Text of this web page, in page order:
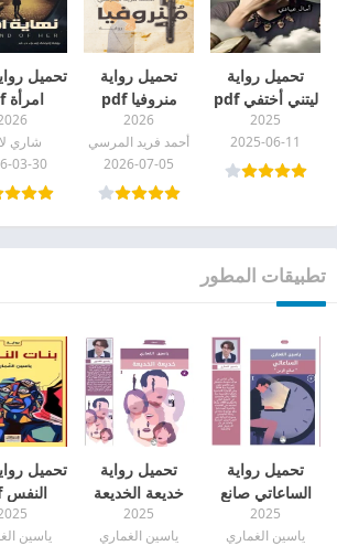
تحميل رواية
ليتني أختفي pdf
2025
2025-06-11
تحميل رواية
منروفيا pdf
2026
أحمد فريد المرسي
2026-07-05
تحميل
امرأة pdf
شاري
03-30
تطبيقات المطور
تحميل رواية
الساعاتي صانع
الزمن pdf
2025
ياسين الغماري
تحميل رواية
خديعة الخديعة
pdf
2025
ياسين الغماري
تحميل
النفس pdf
ياسين